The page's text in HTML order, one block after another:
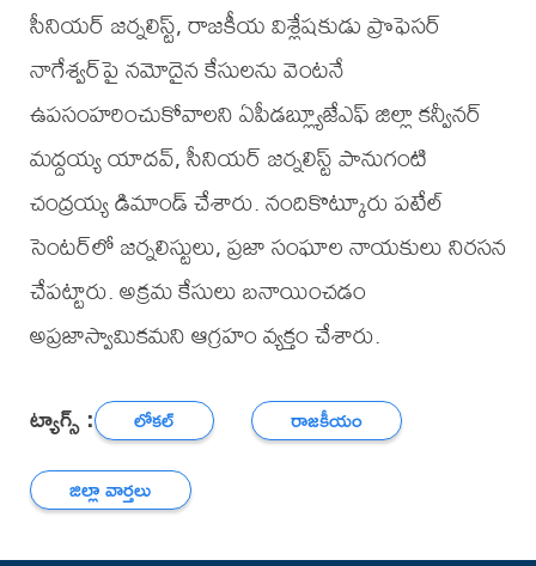
సీనియర్ జర్నలిస్ట్, రాజకీయ విశ్లేషకుడు ప్రొఫెసర్
నాగేశ్వర్‌పై నమోదైన కేసులను వెంటనే
ఉపసంహరించుకోవాలని ఏపీడబ్ల్యూజేఎఫ్ జిల్లా కన్వీనర్
మద్దయ్య యాదవ్, సీనియర్ జర్నలిస్ట్ పానుగంటి
చంద్రయ్య డిమాండ్ చేశారు. నందికొట్కూరు పటేల్
సెంటర్‌లో జర్నలిస్టులు, ప్రజా సంఘాల నాయకులు నిరసన
చేపట్టారు. అక్రమ కేసులు బనాయించడం
అప్రజాస్వామికమని ఆగ్రహం వ్యక్తం చేశారు.
ట్యాగ్స్ : లోకల్
రాజకీయం
జిల్లా వార్తలు